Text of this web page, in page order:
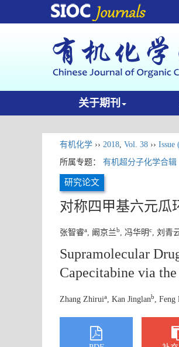
关于期刊
有机化学 ›› 2018, Vol. 38 ›› Issue
所属专题： 有机超分子化学合辑
研究论文
对称四甲基六元瓜
张智睿a, 阚京兰b, 冯华明c, 刘青
Supramolecular
Capecitabine via
Zhang Zhiruia , Kan Jinglanb ,